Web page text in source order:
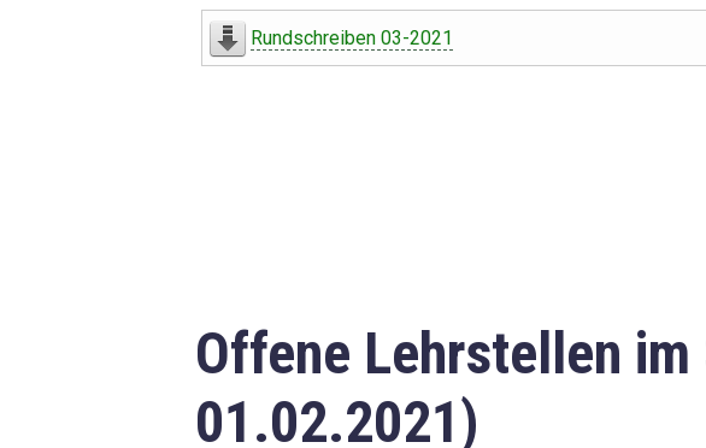
Rundschreiben 03-2021
Offene Lehrstellen
01.02.2021)